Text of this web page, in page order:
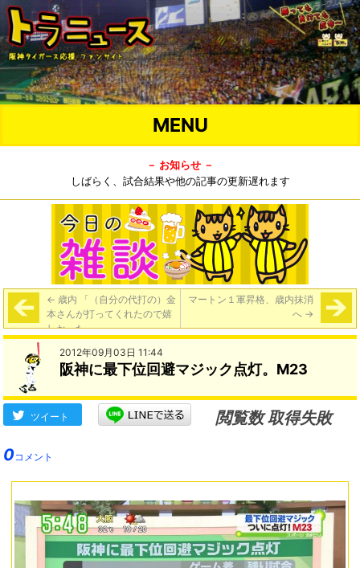
MENU
－ お知らせ －
しばらく、試合結果や他の記事の更新遅れます
← 歳内 「（自分の代打の）金
本さんが打ってくれたので嬉
しかった」
マートン１軍昇格、歳内抹消
へ →
2012年09月03日 11:44
阪神に最下位回避マジック点灯。M23
ツイート
閲覧数 取得失敗
0コメント